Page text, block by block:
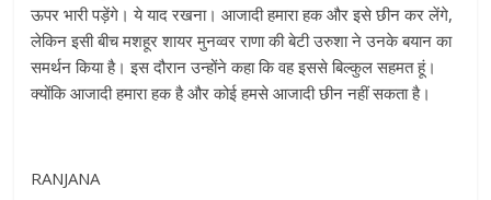
ऊपर भारी पड़ेंगे। ये याद रखना। आजादी हमारा हक और इसे छीन कर लेंगे,
लेकिन इसी बीच मशहूर शायर मुनव्वर राणा की बेटी उरुशा ने उनके बयान का
समर्थन किया है। इस दौरान उन्होंने कहा कि वह इससे बिल्कुल सहमत हूं।
क्योंकि आजादी हमारा हक है और कोई हमसे आजादी छीन नहीं सकता है।
RANJANA